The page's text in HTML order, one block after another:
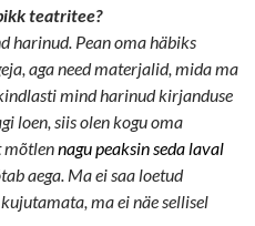
teatritee?
harinud. Pean oma häbiks
aga need materjalid, mida ma
mind harinud kirjanduse
loen, siis olen kogu oma
mõtlennagu peaksin seda laval
aega. Ma ei saa loetud
ma ei näe sellisel